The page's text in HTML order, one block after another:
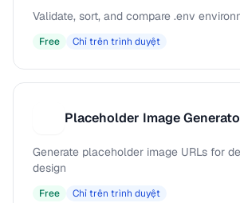
Validate, sort, and compare .env
Free Chỉ trên trình duyệt
Placeholder Image
Generate placeholder image URLs for
design
Free Chỉ trên trình duyệt